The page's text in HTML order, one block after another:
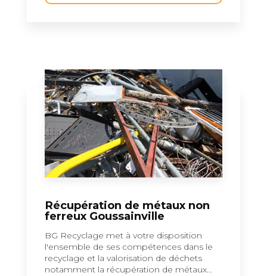
Récupération de métaux non
ferreux Goussainville
BG Recyclage met à votre disposition
l'ensemble de ses compétences dans le
recyclage et la valorisation de déchets
notamment la récupération de métaux...